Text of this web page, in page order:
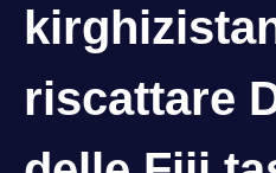
riscattare